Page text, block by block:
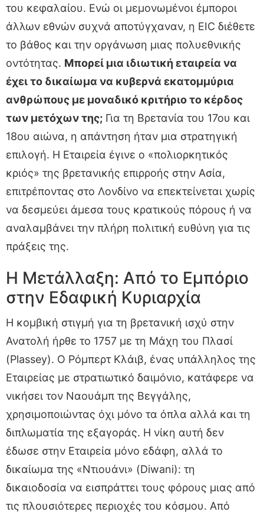
του κεφαλαίου. Ενώ οι μεμονωμένοι έμποροι
άλλων εθνών συχνά αποτύγχαναν, η EIC διέθετε
το βάθος και την οργάνωση μιας πολυεθνικής
οντότητας. Μπορεί μια ιδιωτική εταιρεία να
έχει το δικαίωμα να κυβερνά εκατομμύρια
ανθρώπους με μοναδικό κριτήριο το κέρδος
των μετόχων της; Για τη Βρετανία του 17ου και
18ου αιώνα, η απάντηση ήταν μια στρατηγική
επιλογή. Η Εταιρεία έγινε ο «πολιορκητικός
κριός» της βρετανικής επιρροής στην Ασία,
επιτρέποντας στο Λονδίνο να επεκτείνεται χωρίς
να δεσμεύει άμεσα τους κρατικούς πόρους ή να
αναλαμβάνει την πλήρη πολιτική ευθύνη για τις
πράξεις της.
Η Μετάλλαξη: Από το Εμπόριο
στην Εδαφική Κυριαρχία
Η κομβική στιγμή για τη βρετανική ισχύ στην
Ανατολή ήρθε το 1757 με τη Μάχη του Πλασί
(Plassey). Ο Ρόμπερτ Κλάιβ, ένας υπάλληλος της
Εταιρείας με στρατιωτικό δαιμόνιο, κατάφερε να
νικήσει τον Ναουάμπ της Βεγγάλης,
χρησιμοποιώντας όχι μόνο τα όπλα αλλά και τη
διπλωματία της εξαγοράς. Η νίκη αυτή δεν
έδωσε στην Εταιρεία μόνο εδάφη, αλλά το
δικαίωμα της «Ντιουάνι» (Diwani): τη
δικαιοδοσία να εισπράττει τους φόρους μιας από
τις πλουσιότερες περιοχές του κόσμου. Από